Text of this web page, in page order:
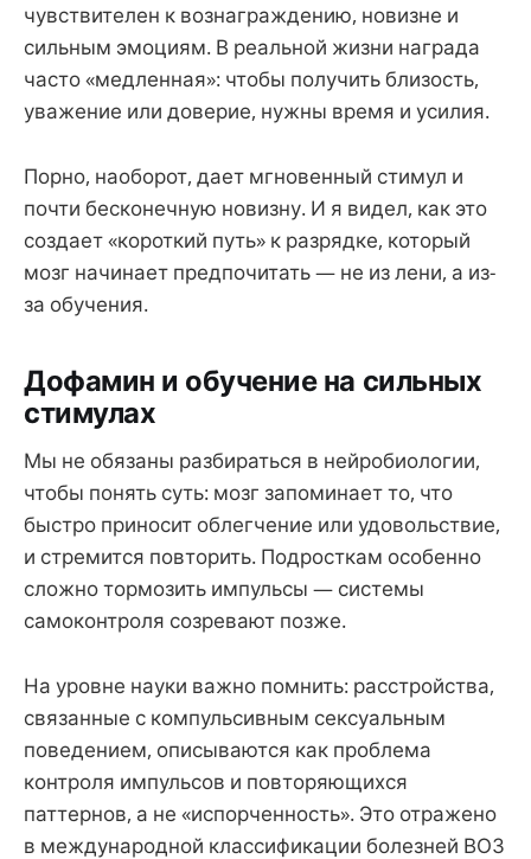
чувствителен к вознаграждению, новизне и
сильным эмоциям. В реальной жизни награда
часто «медленная»: чтобы получить близость,
уважение или доверие, нужны время и усилия.
Порно, наоборот, дает мгновенный стимул и
почти бесконечную новизну. И я видел, как это
создает «короткий путь» к разрядке, который
мозг начинает предпочитать — не из лени, а из-
за обучения.
Дофамин и обучение на сильных
стимулах
Мы не обязаны разбираться в нейробиологии,
чтобы понять суть: мозг запоминает то, что
быстро приносит облегчение или удовольствие,
и стремится повторить. Подросткам особенно
сложно тормозить импульсы — системы
самоконтроля созревают позже.
На уровне науки важно помнить: расстройства,
связанные с компульсивным сексуальным
поведением, описываются как проблема
контроля импульсов и повторяющихся
паттернов, а не «испорченность». Это отражено
в международной классификации болезней ВОЗ